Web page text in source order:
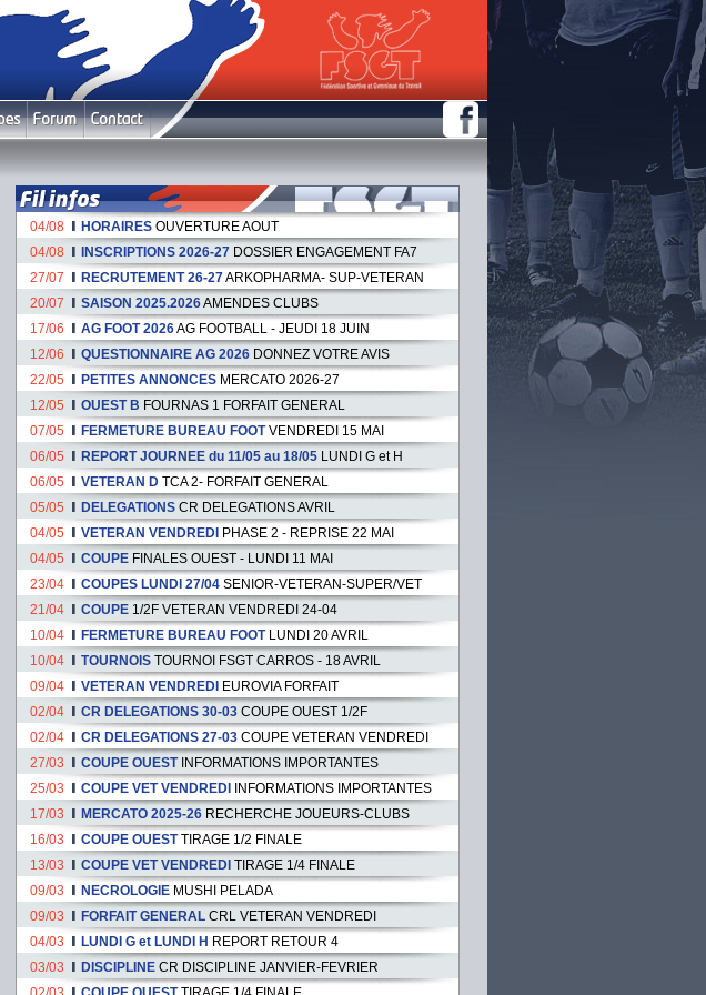
04/08 HORAIRES OUVERTURE AOUT
04/08
INSCRIPTIONS 2026-27 DOSSIER ENGAGEMENT FA7
27/07
RECRUTEMENT 26-27ARKOPHARMA- SUP-VETERAN
20/07
SAISON 2025.2026AMENDES CLUBS
17/06
AG FOOT 2026AG FOOTBALL - JEUDI 18 JUIN
12/06
QUESTIONNAIRE AG 2026 DONNEZ VOTRE AVIS
22/05
PETITES ANNONCES MERCATO 2026-27
12/05
OUEST B FOURNAS 1 FORFAIT GENERAL
07/05
FERMETURE BUREAU FOOT VENDREDI 15 MAI
06/05
REPORT JOURNEE du 11/05 au 18/05 LUNDI G et H
06/05
VETERAN D TCA 2- FORFAIT GENERAL
05/05
DELEGATIONS CR DELEGATIONS AVRIL
04/05
VETERAN VENDREDI PHASE 2 - REPRISE 22 MAI
04/05
COUPE FINALES OUEST - LUNDI 11 MAI
23/04
COUPES LUNDI 27/04 SENIOR-VETERAN-SUPER/VET
21/04
COUPE 1/2F VETERAN VENDREDI 24-04
10/04
FERMETURE BUREAU FOOT LUNDI 20 AVRIL
10/04
TOURNOIS TOURNOI FSGT CARROS - 18 AVRIL
09/04
VETERAN VENDREDI EUROVIA FORFAIT
02/04
CR DELEGATIONS 30-03 COUPE OUEST 1/2F
02/04
CR DELEGATIONS 27-03 COUPE VETERAN VENDREDI
27/03
COUPE OUEST INFORMATIONS IMPORTANTES
25/03
COUPE VET VENDREDI
INFORMATIONS IMPORTANTES
17/03
MERCATO 2025-26 RECHERCHE JOUEURS-CLUBS
16/03
COUPE OUEST TIRAGE 1/2 FINALE
13/03
COUPE VET VENDREDI TIRAGE 1/4 FINALE
09/03
NECROLOGIE MUSHI PELADA
09/03
FORFAIT GENERAL CRL VETERAN VENDREDI
04/03
LUNDI G et LUNDI H REPORT RETOUR 4
03/03
DISCIPLINE CR DISCIPLINE JANVIER-FEVRIER